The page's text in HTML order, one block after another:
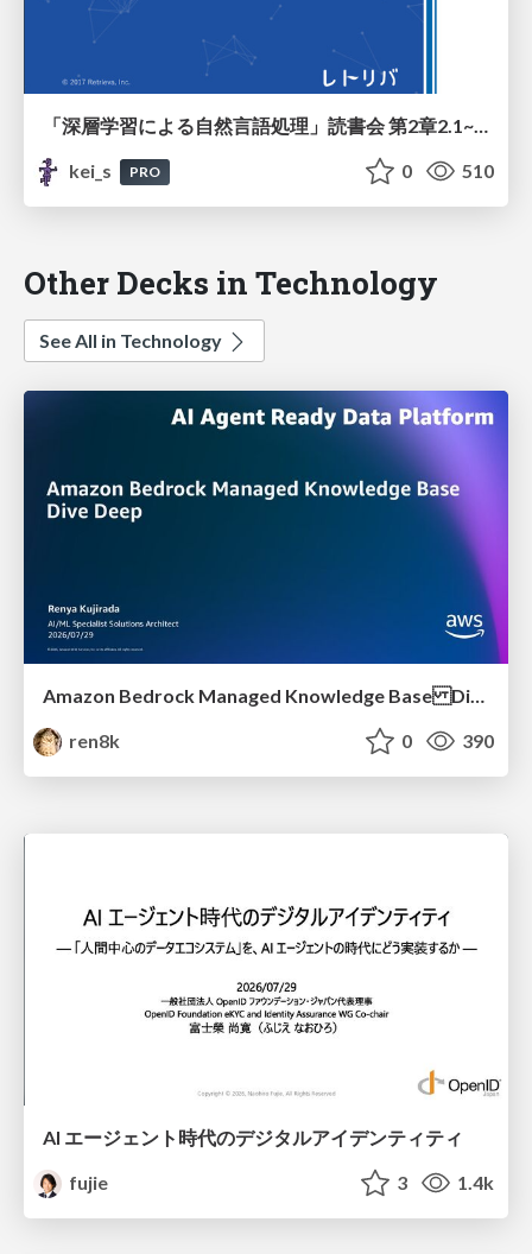
「深層学習による自然言語処理」読書会 第2章2.1~2.5
kei_s
PRO 0 510
Other Decks in Technology
See All in Technology
ren8k
0 390
AI エージェント時代のデジタルアイデンティティ
fujie
3 1.4k